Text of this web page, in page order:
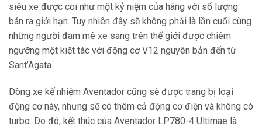
siêu xe được coi như một kỷ niệm của hãng với số lượng
bán ra giới hạn. Tuy nhiên đây sẽ không phải là lần cuối cùng
những người đam mê xe sang trên thế giới được chiêm
ngưỡng một kiệt tác với động cơ V12 nguyên bản đến từ
Sant’Agata.
Dòng xe kế nhiệm Aventador cũng sẽ được trang bị loại
động cơ này, nhưng sẽ có thêm cả động cơ điện và không có
turbo. Do đó, kết thúc của Aventador LP780-4 Ultimae là